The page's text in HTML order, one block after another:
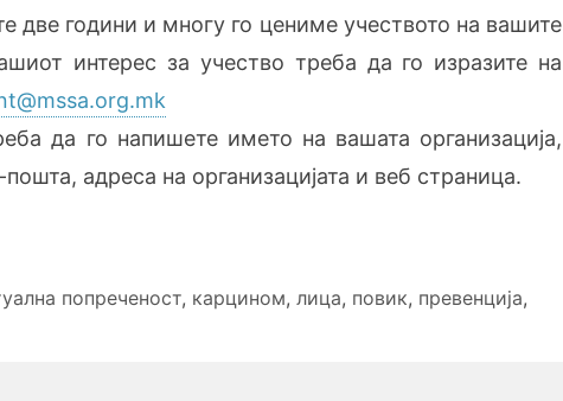
две години и многу го цениме учеството на вашите
интерес за учество треба да го изразите на
да го напишете името на вашата организација,
адреса на организацијата и веб страница.
попреченост, карцином, лица, повик, превенција,